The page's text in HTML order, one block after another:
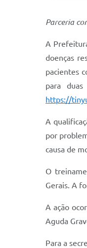
Parceria
A
doenças
pacientes
para
https://
A
por
causa de
O
Gerais. A
A ação
Aguda
Para a